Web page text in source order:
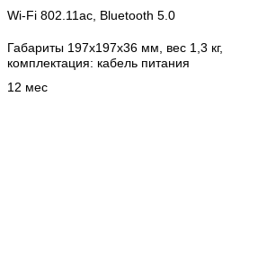
Wi-Fi 802.11ac, Bluetooth 5.0
Габариты 197x197x36 мм, вес 1,3 кг,
комплектация: кабель питания
12 мес